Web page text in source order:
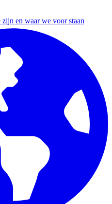
zijn en waar we voor staan